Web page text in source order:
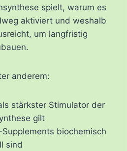
spielt, warum es
aktiviert und weshalb
um langfristig
anderem:
stärkster Stimulator der
gilt
biochemisch
sind